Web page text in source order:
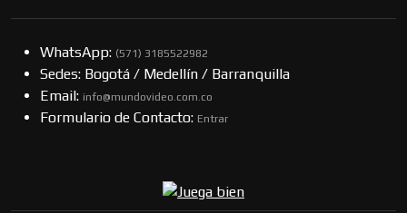
WhatsApp: (57​​1) 3185522982
Sedes: Bogotá / Medellín / Barranquilla
Email: info@mundovideo.com.co
Formulario de Contacto: Entrar